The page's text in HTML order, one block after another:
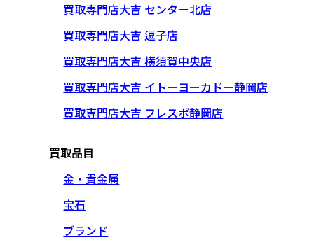
買取専門店大吉 センター北店
買取専門店大吉 逗子店
買取専門店大吉 横須賀中央店
買取専門店大吉 イトーヨーカドー静岡店
買取専門店大吉 フレスポ静岡店
買取品目
金・貴金属
宝石
ブランド